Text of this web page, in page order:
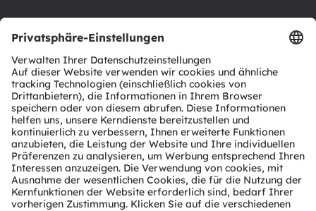
Produkt Selektor
Download Center
Tools
Kundenanfragen
Technischer Support
Partner Netzwerk
Whistleblowing